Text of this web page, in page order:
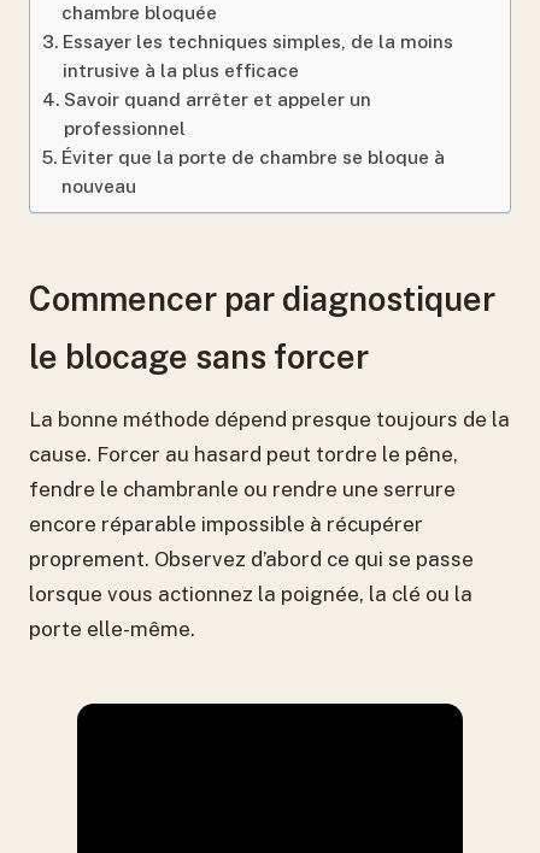
chambre bloquée
Essayer les techniques simples, de la moins
intrusive à la plus efficace
Savoir quand arrêter et appeler un
professionnel
Éviter que la porte de chambre se bloque à
nouveau
Commencer par diagnostiquer
le blocage sans forcer
La bonne méthode dépend presque toujours de la
cause. Forcer au hasard peut tordre le pêne,
fendre le chambranle ou rendre une serrure
encore réparable impossible à récupérer
proprement. Observez d’abord ce qui se passe
lorsque vous actionnez la poignée, la clé ou la
porte elle-même.